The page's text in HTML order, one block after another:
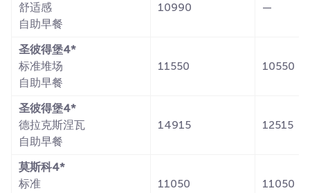
舒适感
自助早餐
10990 —
圣彼得堡4*
标准堆场
自助早餐
11550 10550
圣彼得堡4*
德拉克斯涅瓦
自助早餐
14915 12515
莫斯科4*
标准
11050 11050